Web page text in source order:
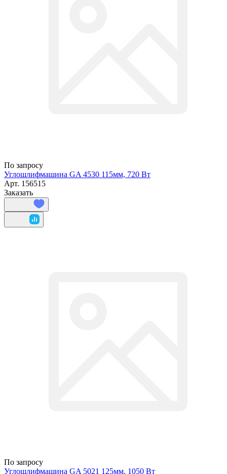
По запросу
Углошлифмашина GA 4530 115мм, 720 Вт
Арт. 156515
Заказать
По запросу
Углошлифмашина GA 5021 125мм, 1050 Вт